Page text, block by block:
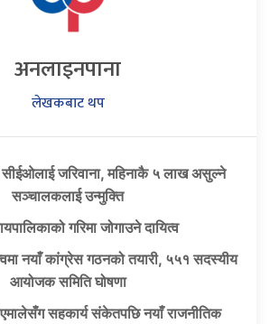
अनलाइनपाना
लेखकबाट थप
जरिवाना, महिनाकै ५ लाख असुल्ने
सञ्चालकलाई उन्मुक्ति
गरिमा जोगाउने दायित्व
नयाँ कांग्रेस गठनको तयारी, ५५१ सदस्यीय
आयोजक समिति घोषणा
सहकार्य संकेतपछि नयाँ राजनीतिक